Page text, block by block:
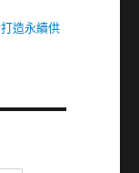
造永續供